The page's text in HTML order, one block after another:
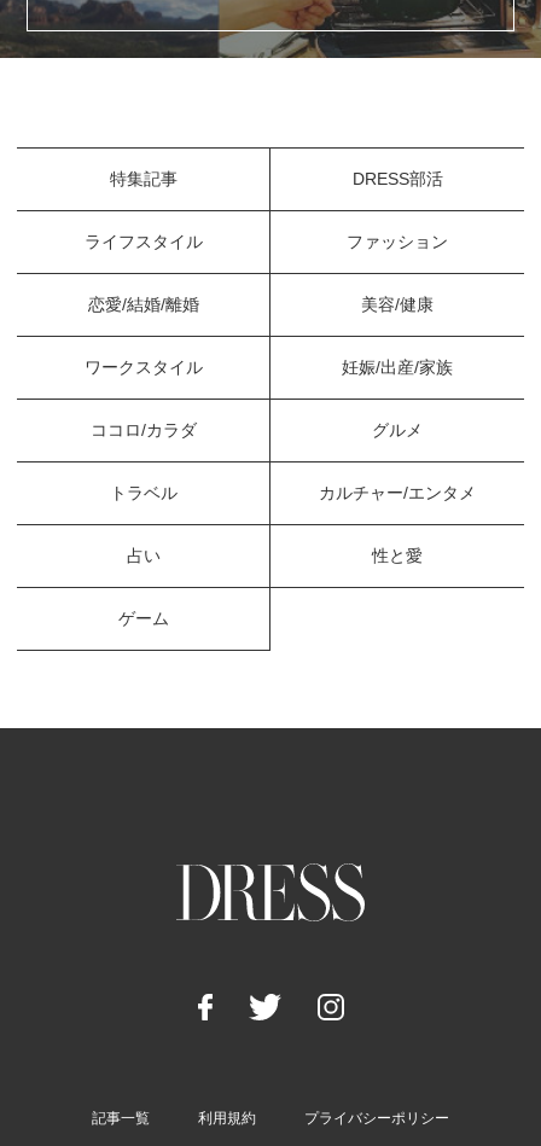
特集記事 DRESS部活
ライフスタイル ファッション
恋愛/結婚/離婚 美容/健康
ワークスタイル 妊娠/出産/家族
ココロ/カラダ グルメ
トラベル カルチャー/エンタメ
占い 性と愛
ゲーム
記事一覧 利用規約 プライバシーポリシー